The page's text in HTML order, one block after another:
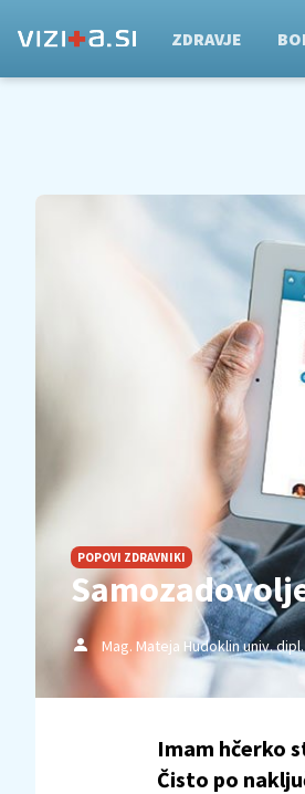
ZDRAVJE
POPOVI ZDRAVNIKI
Mag. Mateja Hudoklin univ.
Imam hčerko
Čisto po